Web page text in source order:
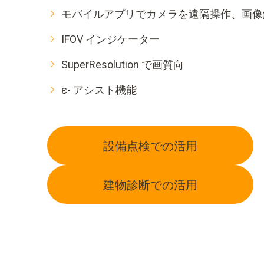
モバイルアプリでカメラを遠隔操作、画
IFOV インジケーター
SuperResolution で画質向
ε- アシスト機能
設備点検での活用
建物診断での活用